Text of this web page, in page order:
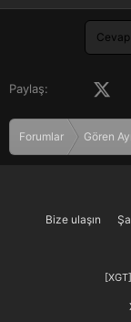
Paylaş: Facebook
Forumlar Gören
Bize ulaşın